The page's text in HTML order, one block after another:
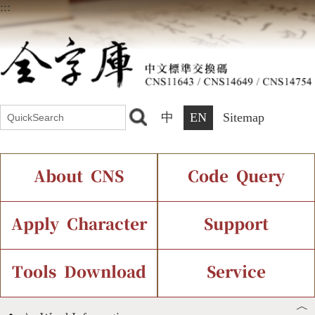
:::
中 EN Sitemap
About CNS
Introduction Current Status
Chinese Code Status
Code Query
IDS Query
Components Query
Apply Character
Application Process
Support
Font Instant Display
Tools Download Service
︿